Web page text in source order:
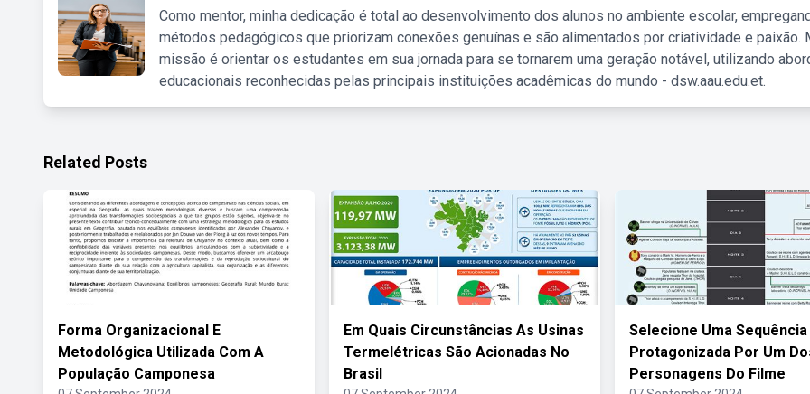
Como mentor, minha dedicação é total ao desenvolvimento dos alunos no ambiente escolar,
métodos pedagógicos que priorizam conexões genuínas e são alimentados por criatividade e paixão.
missão é orientar os estudantes em sua jornada para se tornarem uma geração notável, utilizando
educacionais reconhecidas pelas principais instituições acadêmicas do mundo - dsw.aau.edu.et.
Related Posts
Forma Organizacional E
Metodológica Utilizada Com A
População Camponesa
Em Quais Circunstâncias As Usinas
Termelétricas São Acionadas No
Brasil
Selecione Uma Sequência
Protagonizada Por Um
Personagens Do Filme